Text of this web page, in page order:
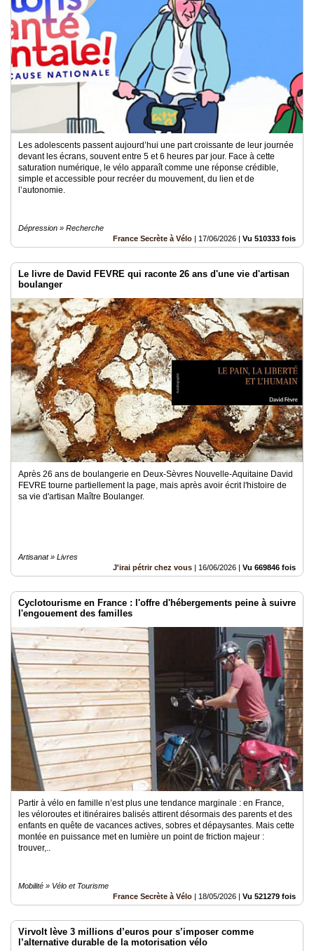
Les adolescents passent aujourd’hui une part croissante de leur journée
devant les écrans, souvent entre 5 et 6 heures par jour. Face à cette
saturation numérique, le vélo apparaît comme une réponse crédible,
simple et accessible pour recréer du mouvement, du lien et de
l’autonomie.
Dépression » Recherche
France Secrète à Vélo | 17/06/2026 | Vu 510333 fois
Le livre de David FEVRE qui raconte 26 ans d'une vie d'artisan
boulanger
Après 26 ans de boulangerie en Deux-Sèvres Nouvelle-Aquitaine David
FEVRE tourne partiellement la page, mais après avoir écrit l'histoire de
sa vie d'artisan Maître Boulanger.
Artisanat » Livres
J'irai pétrir chez vous | 16/06/2026 | Vu 669846 fois
Cyclotourisme en France : l'offre d'hébergements peine à suivre
l'engouement des familles
Partir à vélo en famille n’est plus une tendance marginale : en France,
les véloroutes et itinéraires balisés attirent désormais des parents et des
enfants en quête de vacances actives, sobres et dépaysantes. Mais cette
montée en puissance met en lumière un point de friction majeur :
trouver,..
Mobilité » Vélo et Tourisme
France Secrète à Vélo | 18/05/2026 | Vu 521279 fois
Virvolt lève 3 millions d’euros pour s’imposer comme
l’alternative durable de la motorisation vélo